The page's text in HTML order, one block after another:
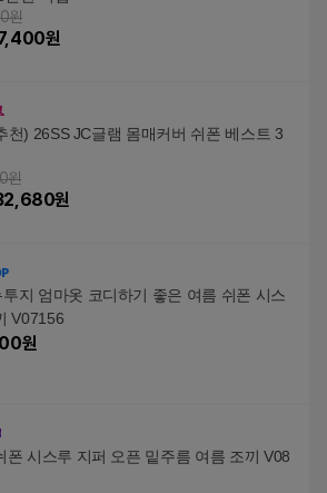
원
원
천) 26SS JC글램 몸매커버 쉬폰 베스트 3
원
원
투지 엄마옷 코디하기 좋은 여름 쉬폰 시스
V07156
원
폰 시스루 지퍼 오픈 밑주름 여름 조끼 V08